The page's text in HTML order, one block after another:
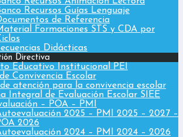
Recursos Guías Lenguaje
de Referencia
Formaciones STS y CDA por
Didácticas
Directiva
Educativo Institucional PEI
Convivencia Escolar
atención para la convivencia escolar
Integral de Evaluación Escolar SIEE
– POA – PMI
2025 – PMI 2025 – 2027 –
2026
2024 – PMI 2024 – 2026